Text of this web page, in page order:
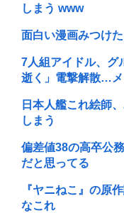
しまう www
面白い漫画みつけた
7人組アイドル、グ
逝く」電撃解散…
日本人艦これ絵師
しまう
偏差値38の高卒公
だと思ってる
『ヤニねこ』の原
なこれ